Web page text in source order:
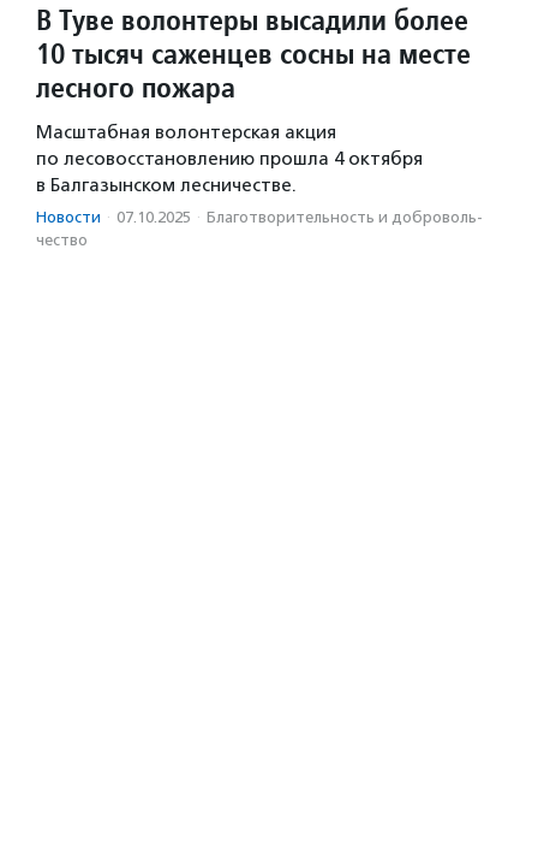
В Туве волонтеры высадили более
10 тысяч саженцев сосны на месте
лесного пожара
Масштабная волонтерская акция
по лесовосстановлению прошла 4 октября
в Балгазынском лесничестве.
Новости · 07.10.2025 · Благотвори­тель­ность и доброволь­
чест­во